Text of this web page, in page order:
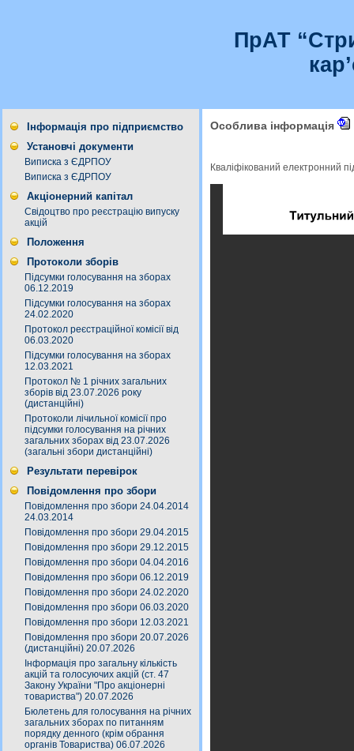
ПрАТ
Інформація про підприємство
Установчі документи
Виписка з ЄДРПОУ
Виписка з ЄДРПОУ
Акціонерний капітал
Свідоцтво про реєстрацію випуску
акцій
Положення
Протоколи зборів
Підсумки голосування на зборах
06.12.2019
Підсумки голосування на зборах
24.02.2020
Протокол реєстраційної комісії від
06.03.2020
Підсумки голосування на зборах
12.03.2021
Протокол № 1 річних загальних
зборів від 23.07.2026 року
(дистанційні)
Протоколи лічильної комісії про
підсумки голосування на річних
загальних зборах від 23.07.2026
(загальні збори дистанційні)
Результати перевірок
Повідомлення про збори
Повідомлення про збори 24.04.2014
24.03.2014
Повідомлення про збори 29.04.2015
Повідомлення про збори 29.12.2015
Повідомлення про збори 04.04.2016
Повідомлення про збори 06.12.2019
Повідомлення про збори 24.02.2020
Повідомлення про збори 06.03.2020
Повідомлення про збори 12.03.2021
Повідомлення про збори 20.07.2026
(дистанційні) 20.07.2026
Інформація про загальну кількість
акцій та голосуючих акцій (ст. 47
Закону України "Про акціонерні
товариства") 20.07.2026
Бюлетень для голосування на річних
загальних зборах по питанням
порядку денного (крім обрання
органів Товариства) 06.07.2026
Особлива інформація
Кваліфікований електронний